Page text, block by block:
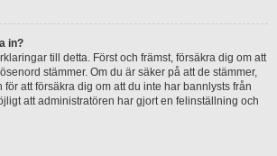
in?
till detta. Först och främst, försäkra dig om att
stämmer. Om du är säker på att de stämmer,
för att försäkra dig om att du inte har bannlysts från
att administratören har gjort en felinställning och